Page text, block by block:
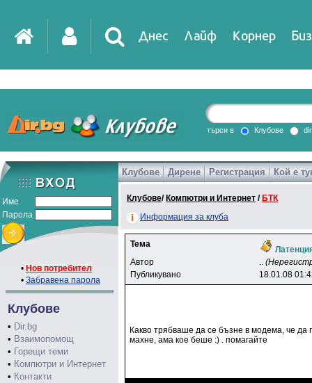
Днес Лайф Корнер
DirTV Impressio
Games
търси в Клубове
Име
Парола
• Нов потребител
• Забравена парола
Клубове
• Dir.bg
• Взаимопомощ
• Горещи теми
• Компютри и Интернет
• Контакти
Клубове Дирене Регистрация Кой е
Клубове/ Компютри и Интернет / БТК
Информация за клуба
Тема
Автор
..
Публикувано
18.01.08
Какво трябваше да се бъзне в модема, че
махне, ама кое беше :) . помагайте